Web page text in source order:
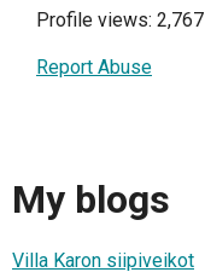
Profile views: 2,767
Report Abuse
My blogs
Villa Karon siipiveikot